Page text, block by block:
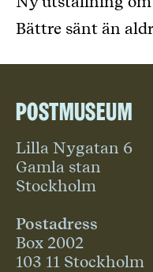
Bättre sänt än
Postmuseum
Lilla Nygatan 6
Gamla stan
Stockholm
Postadress
Box 2002
103 11 Stockholm